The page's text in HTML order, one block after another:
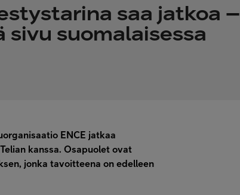
saa jatkoa –
sivu suomalaisessa
ENCE jatkaa
kanssa. Osapuolet ovat
jonka tavoitteena on edelleen